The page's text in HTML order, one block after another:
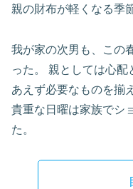
親の財布が軽くなる季
我が家の次男も、この
った。 親としては心配
あえず必要なものを揃
貴重な日曜は家族でシ
た。